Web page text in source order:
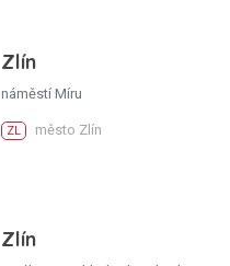
Zlín
náměstí Míru
ZL město Zlín
Zlín